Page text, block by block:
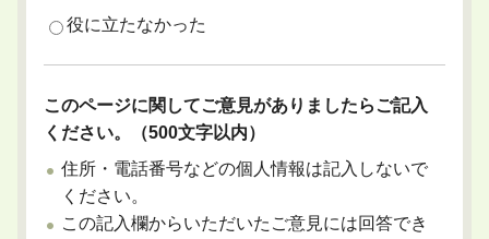
役に立たなかった
このページに関してご意見がありましたらご記入
ください。（500文字以内）
住所・電話番号などの個人情報は記入しないで
ください。
この記入欄からいただいたご意見には回答でき